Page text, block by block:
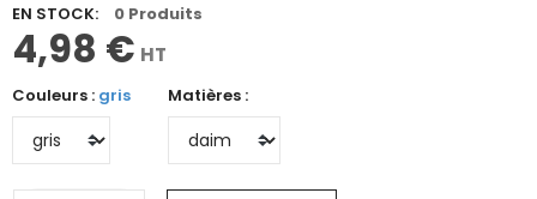
EN STOCK:
0 Produits
4,98 € HT
Couleurs : gris Matières :